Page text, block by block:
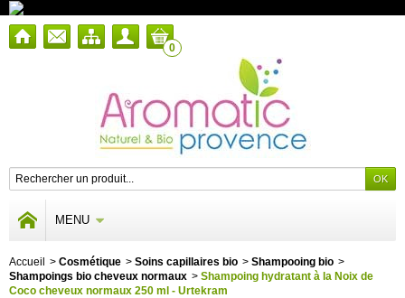
0
MENU
Accueil > Cosmétique > Soins capillaires bio > Shampooing bio >
Shampoings bio cheveux normaux > Shampoing hydratant à la Noix de
Coco cheveux normaux 250 ml - Urtekram